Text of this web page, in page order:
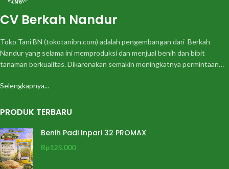
CV Berkah Nandur
Toko Tani BN (tokotanibn.com) adalah pengembangan dari Berkah
Nandur yang selama ini memproduksi dan menjual benih dan bibit
tanaman berkualitas. Dikarenakan semakin meningkatnya permintaan…
Selengkapnya...
PRODUK TERBARU
Benih Padi Inpari 32 PROMAX
Rp125.000